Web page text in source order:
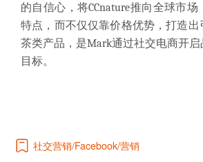
的自信心，将CCnature推向全球市
特点，而不仅仅靠价格优势，打造
茶类产品，是Mark通过社交电商开
目标。
社交营销 Facebook 营销